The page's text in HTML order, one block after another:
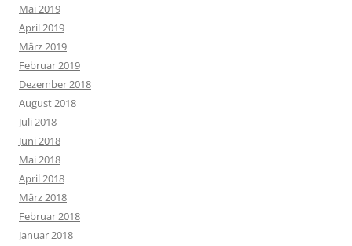
Mai 2019
April 2019
März 2019
Februar 2019
Dezember 2018
August 2018
Juli 2018
Juni 2018
Mai 2018
April 2018
März 2018
Februar 2018
Januar 2018